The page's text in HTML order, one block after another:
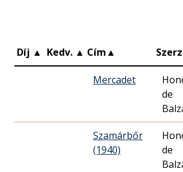
Díj ▲ Kedv. ▲ Cím▲
Mercadet
de
Szamárbőr
(1940)
de